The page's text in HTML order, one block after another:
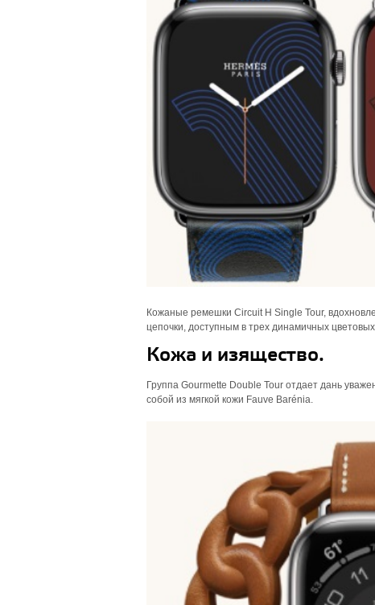
Кожаные ремешки Circuit H Single Tour,
цепочки, доступным в трех динамичных
Кожа и изящество.
Группа Gourmette Double Tour отдает дань
собой из мягкой кожи Fauve Barénia.